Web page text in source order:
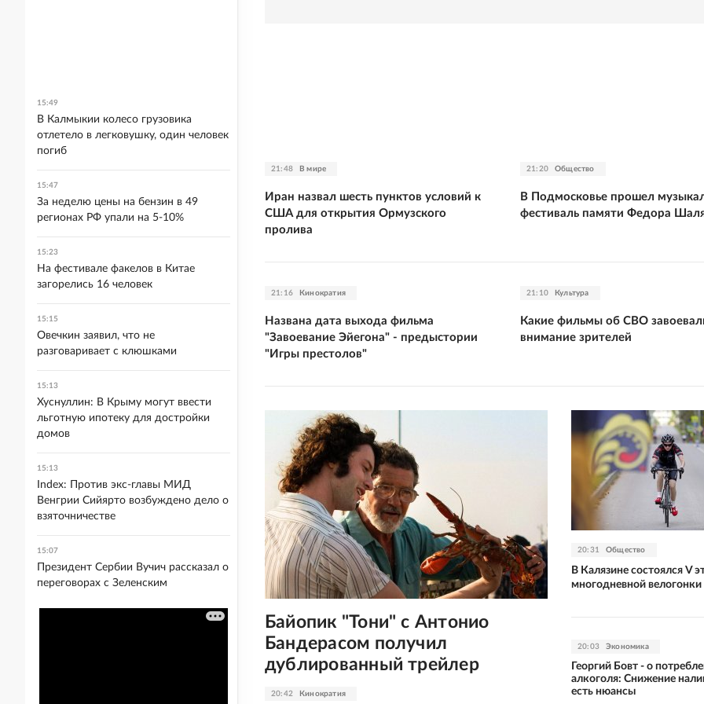
21:48 В мире
Иран назвал шесть пунктов условий к
США для открытия Ормузского
пролива
21:20 Общество
В Подмосковье прошел
фестиваль памяти Федора
21:16 Кинократия
Названа дата выхода фильма
"Завоевание Эйегона" - предыстории
"Игры престолов"
21:10 Культура
Какие фильмы об СВО
внимание зрителей
20:42 Кинократия
Байопик "Тони" с Антонио
Бандерасом получил
дублированный трейлер
20:31 Общество
В Калязине состоялся V
многодневной
20:03 Экономика
Георгий Бовт - о
алкоголя: Снижение
есть нюансы
15:49
В Калмыкии колесо грузовика
отлетело в легковушку, один человек
погиб
15:47
За неделю цены на бензин в 49
регионах РФ упали на 5-10%
15:23
На фестивале факелов в Китае
загорелись 16 человек
15:15
Овечкин заявил, что не
разговаривает с клюшками
15:13
Хуснуллин: В Крыму могут ввести
льготную ипотеку для достройки
домов
15:13
Index: Против экс-главы МИД
Венгрии Сийярто возбуждено дело о
взяточничестве
15:07
Президент Сербии Вучич рассказал о
переговорах с Зеленским